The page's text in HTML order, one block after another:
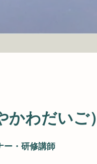
わだいご）
ー・研修講師